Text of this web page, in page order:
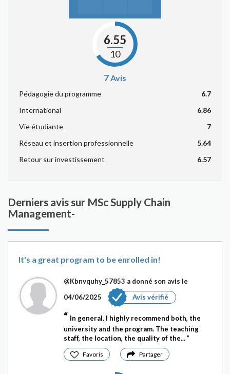
6.55
10
7Avis
Pédagogie du programme
6.7
International
6.86
Vie étudiante
7
Réseau et insertion professionnelle
5.64
Retour sur investissement
6.57
Derniers avis sur MSc Supply Chain
Management-
It's a great program to be enrolled in!
@Kbnvquhy_57853 a donné son avis le
04/06/2025
Avis vérifié
In general, I highly recommend both, the
university and the program. The teaching
staff, the location, the quality of the...
Favoris Partager